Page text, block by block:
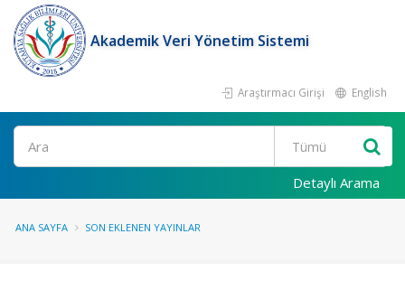
Akademik Veri Yönetim Sistemi
Araştırmacı Girişi English
Ara
Detaylı Arama
ANA SAYFA SON EKLENEN YAYINLAR